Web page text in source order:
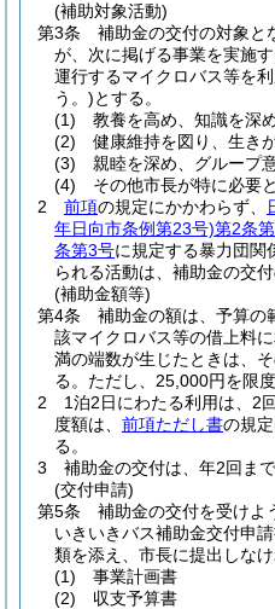
(補助対象活動)
第3条
補助金の交付の対象と
が、次に掲げる事業を実施
運行するマイクロバス等を
う。)とする。
(1)
教養を高め、知識を深
(2)
健康維持を図り、生き
(3)
親睦を深め、グループ
(4)
その他市長が特に必要
2
前項の規定にかかわらず、
年日向市条例第23号)第2条
条第3号に規定する暴力団関
られる活動は、補助金の交付
(補助金額等)
第4条
補助金の額は、予算の
該マイクロバス等の借上料
満の端数が生じたときは、
る。 ただし、25,000円を限度
2
1泊2日にわたる利用は、2
度額は、 前項ただし書の規
る。
3
補助金の交付は、年2回まで
(交付申請)
第5条
補助金の交付を受けよ
いきいきバス補助金交付申
類を添え、市長に提出しなけ
(1)
事業計画書
(2)
収支予算書